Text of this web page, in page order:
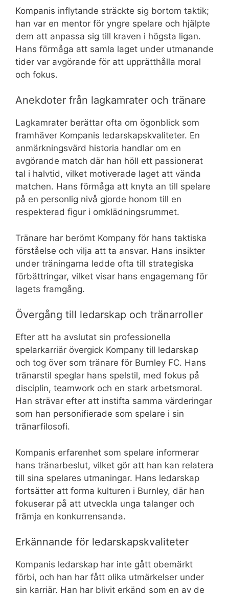
Kompanis inflytande sträckte sig bortom taktik;
han var en mentor för yngre spelare och hjälpte
dem att anpassa sig till kraven i högsta ligan.
Hans förmåga att samla laget under utmanande
tider var avgörande för att upprätthålla moral
och fokus.
Anekdoter från lagkamrater och tränare
Lagkamrater berättar ofta om ögonblick som
framhäver Kompanis ledarskapskvaliteter. En
anmärkningsvärd historia handlar om en
avgörande match där han höll ett passionerat
tal i halvtid, vilket motiverade laget att vända
matchen. Hans förmåga att knyta an till spelare
på en personlig nivå gjorde honom till en
respekterad figur i omklädningsrummet.
Tränare har berömt Kompany för hans taktiska
förståelse och vilja att ta ansvar. Hans insikter
under träningarna ledde ofta till strategiska
förbättringar, vilket visar hans engagemang för
lagets framgång.
Övergång till ledarskap och tränarroller
Efter att ha avslutat sin professionella
spelarkarriär övergick Kompany till ledarskap
och tog över som tränare för Burnley FC. Hans
tränarstil speglar hans spelstil, med fokus på
disciplin, teamwork och en stark arbetsmoral.
Han strävar efter att instifta samma värderingar
som han personifierade som spelare i sin
tränarfilosofi.
Kompanis erfarenhet som spelare informerar
hans tränarbeslut, vilket gör att han kan relatera
till sina spelares utmaningar. Hans ledarskap
fortsätter att forma kulturen i Burnley, där han
fokuserar på att utveckla unga talanger och
främja en konkurrensanda.
Erkännande för ledarskapskvaliteter
Kompanis ledarskap har inte gått obemärkt
förbi, och han har fått olika utmärkelser under
sin karriär. Han har blivit erkänd som en av de